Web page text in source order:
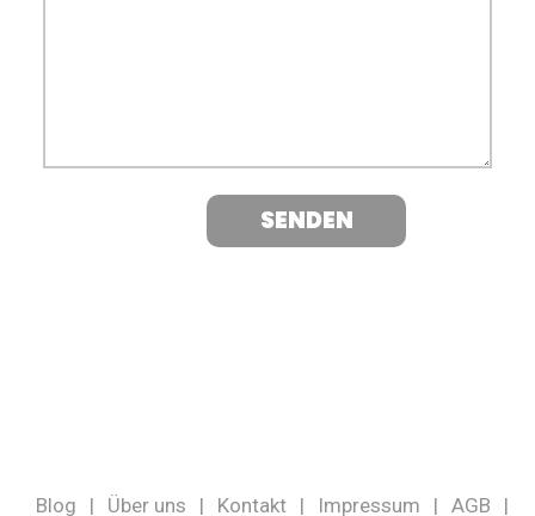
Blog | Über uns | Kontakt | Impressum | AGB |